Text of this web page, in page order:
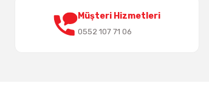
Müşteri Hizmetleri
0552 107 71 06